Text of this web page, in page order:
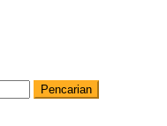
Pencarian